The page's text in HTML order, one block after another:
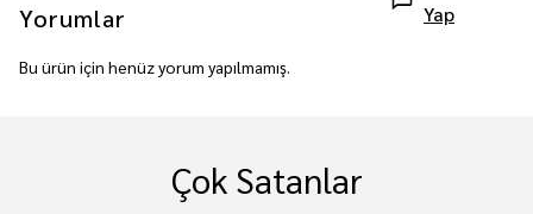
Yorumlar
Yap
Bu ürün için henüz yorum yapılmamış.
Çok Satanlar